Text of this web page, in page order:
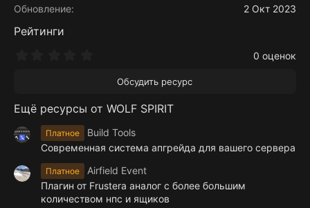
Обновление
2 Окт 2023
Рейтинги
в
з
д
0 оценок
Обсудить ресурс
Ещё ресурсы от WOLF SPIRIT
Платное
Build Tools
Современная система апгрейда для вашего сервера
Платное
Airfield Event
Плагин от Frustera аналог с более большим
количеством нпс и ящиков